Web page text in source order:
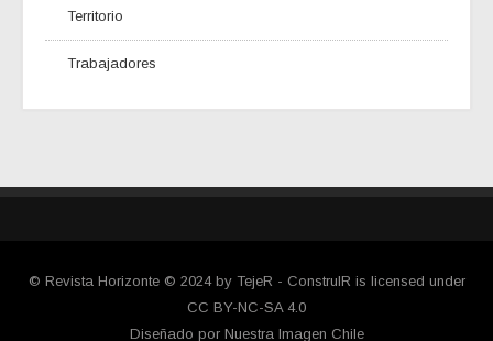
Territorio
Trabajadores
© Revista Horizonte © 2024 by TejeR - ConstruIR is licensed under
CC BY-NC-SA 4.0
Diseñado por Nuestra Imagen Chile